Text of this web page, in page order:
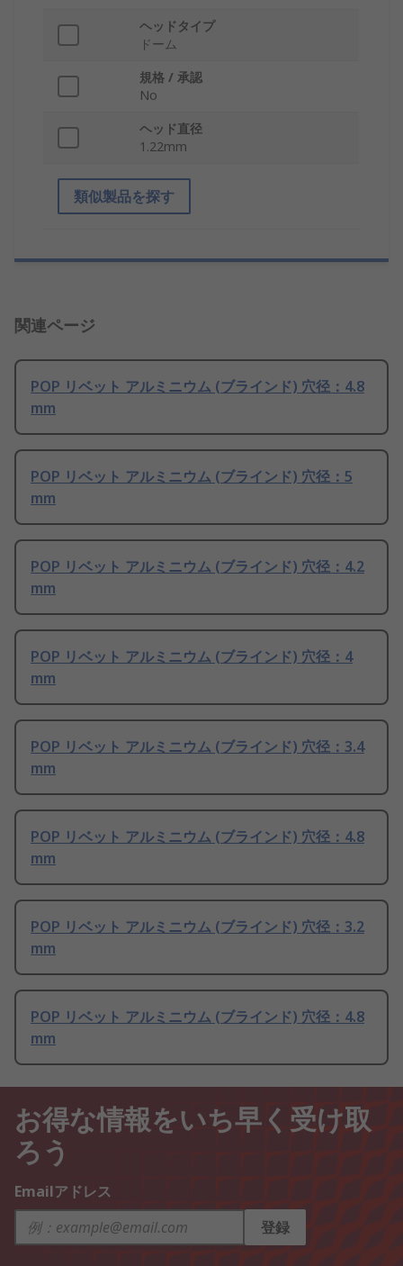
ヘッドタイプ
ドーム
規格 / 承認
No
ヘッド直径
1.22mm
類似製品を探す
関連ページ
POP リベット アルミニウム (ブラインド) 穴径：4.8
mm
POP リベット アルミニウム (ブラインド) 穴径：5
mm
POP リベット アルミニウム (ブラインド) 穴径：4.2
mm
POP リベット アルミニウム (ブラインド) 穴径：4
mm
POP リベット アルミニウム (ブラインド) 穴径：3.4
mm
POP リベット アルミニウム (ブラインド) 穴径：4.8
mm
POP リベット アルミニウム (ブラインド) 穴径：3.2
mm
POP リベット アルミニウム (ブラインド) 穴径：4.8
mm
お得な情報をいち早く受け取
ろう
Emailアドレス
登録